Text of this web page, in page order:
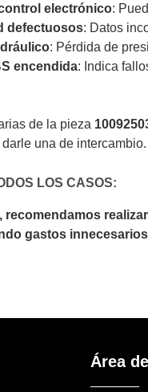
electrónico:
defectuosos: Datos
: Pérdida de
encendida: Indica
de la pieza
una de intercambio.
LOS CASOS:
gastos
Área